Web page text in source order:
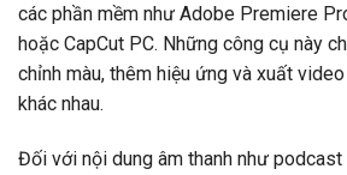
các phần mềm như Adobe Premiere
hoặc CapCut PC. Những công cụ này
chỉnh màu, thêm hiệu ứng và xuất
khác nhau.
Đối với nội dung âm thanh như